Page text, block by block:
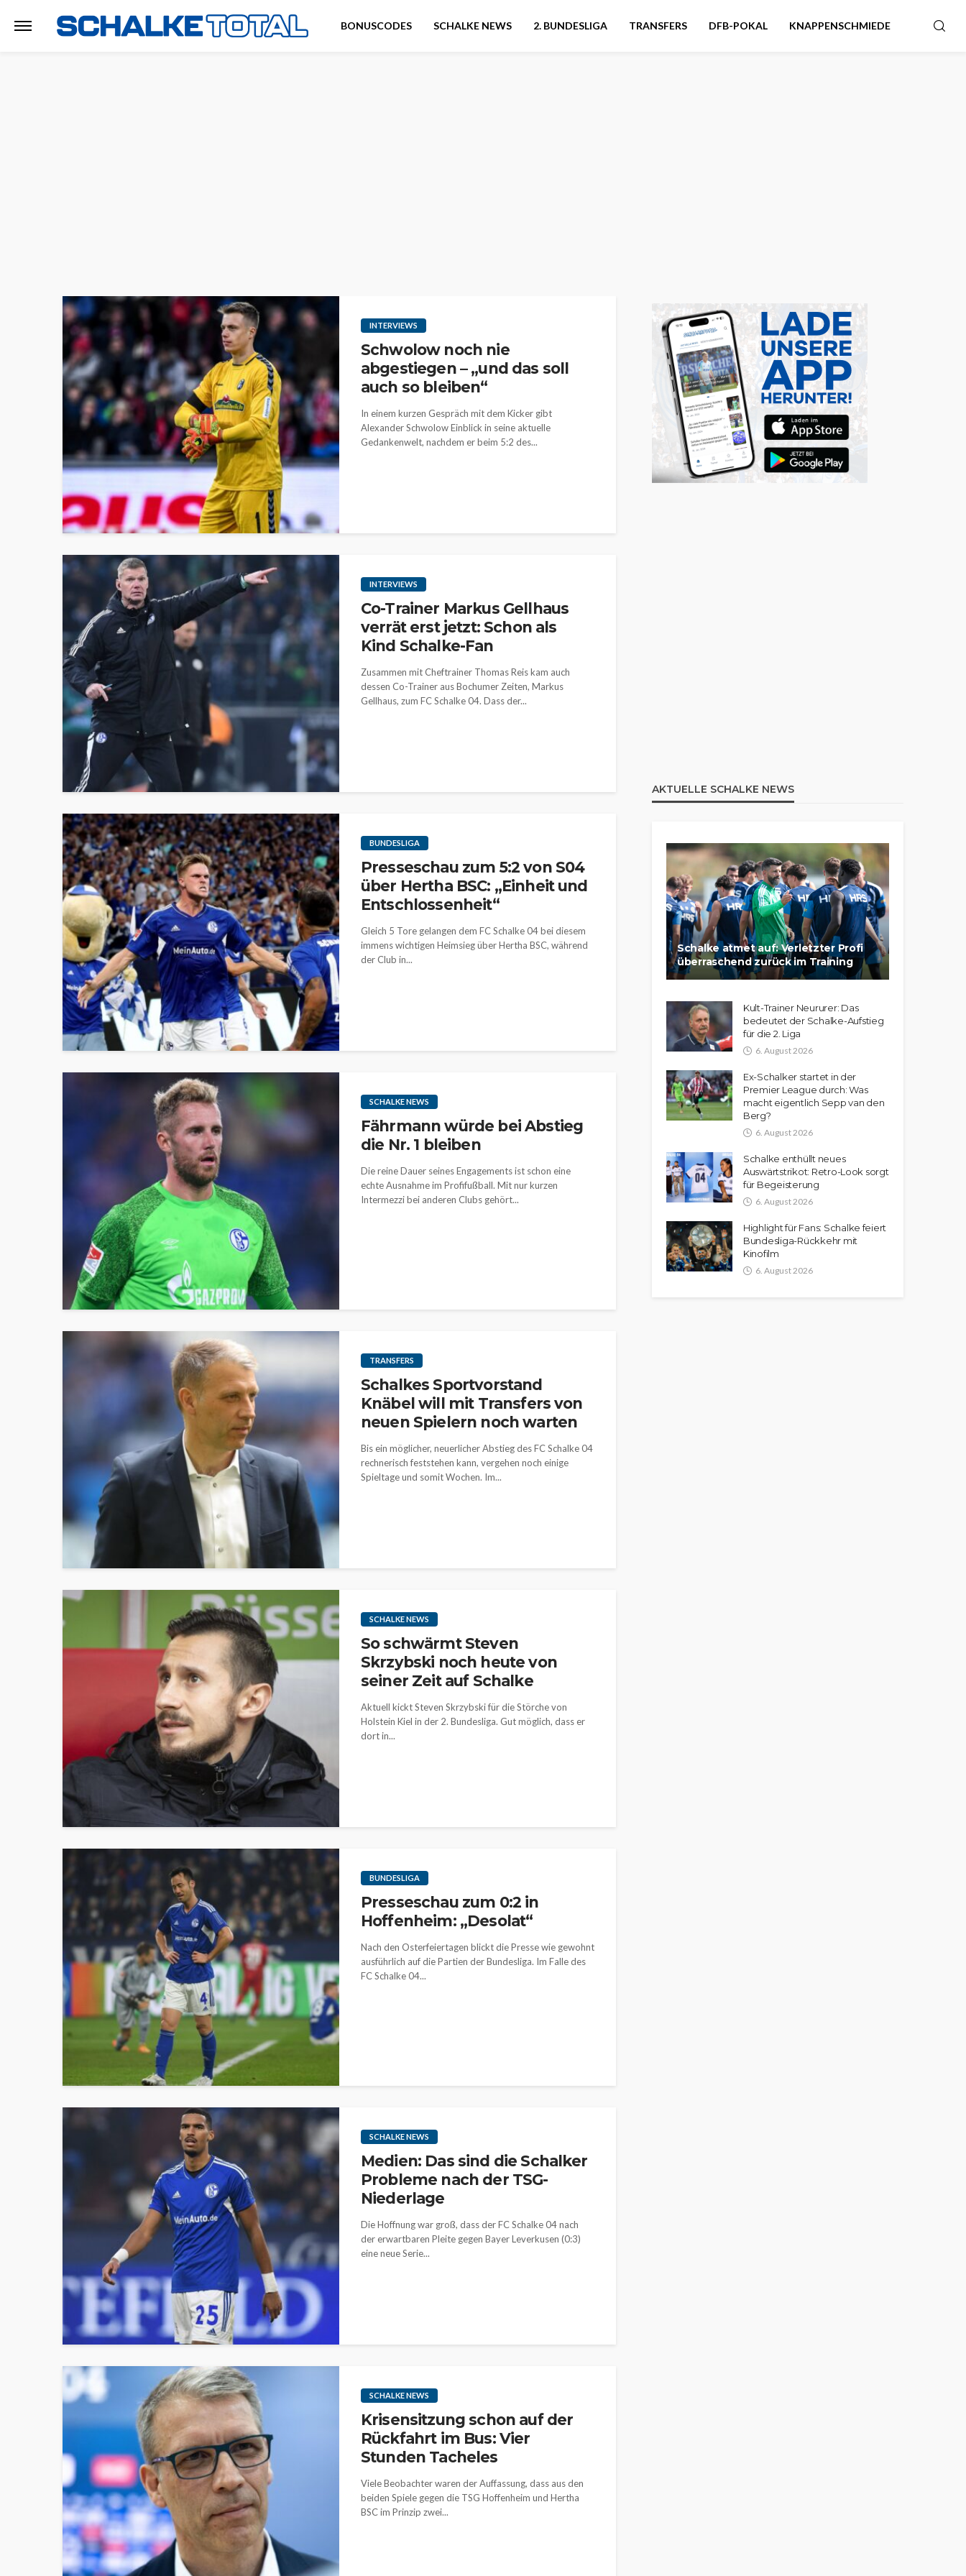
BONUSCODES SCHALKE NEWS 2. BUNDESLIGA TRANSFERS DFB-POKAL KNAPPENSCHMIEDE
INTERVIEWS
Schwolow noch nie
abgestiegen – „und das soll
auch so bleiben“
In einem kurzen Gespräch mit dem Kicker gibt
Alexander Schwolow Einblick in seine aktuelle
Gedankenwelt, nachdem er beim 5:2 des...
INTERVIEWS
Co-Trainer Markus Gellhaus
verrät erst jetzt: Schon als
Kind Schalke-Fan
Zusammen mit Cheftrainer Thomas Reis kam auch
dessen Co-Trainer aus Bochumer Zeiten, Markus
Gellhaus, zum FC Schalke 04. Dass der...
BUNDESLIGA
Presseschau zum 5:2 von S04
über Hertha BSC: „Einheit und
Entschlossenheit“
Gleich 5 Tore gelangen dem FC Schalke 04 bei diesem
immens wichtigen Heimsieg über Hertha BSC, während
der Club in...
SCHALKE NEWS
Fährmann würde bei Abstieg
die Nr. 1 bleiben
Die reine Dauer seines Engagements ist schon eine
echte Ausnahme im Profifußball. Mit nur kurzen
Intermezzi bei anderen Clubs gehört...
TRANSFERS
Schalkes Sportvorstand
Knäbel will mit Transfers von
neuen Spielern noch warten
Bis ein möglicher, neuerlicher Abstieg des FC Schalke 04
rechnerisch feststehen kann, vergehen noch einige
Spieltage und somit Wochen. Im...
SCHALKE NEWS
So schwärmt Steven
Skrzybski noch heute von
seiner Zeit auf Schalke
Aktuell kickt Steven Skrzybski für die Störche von
Holstein Kiel in der 2. Bundesliga. Gut möglich, dass er
dort in...
BUNDESLIGA
Presseschau zum 0:2 in
Hoffenheim: „Desolat“
Nach den Osterfeiertagen blickt die Presse wie gewohnt
ausführlich auf die Partien der Bundesliga. Im Falle des
FC Schalke 04...
SCHALKE NEWS
Medien: Das sind die Schalker
Probleme nach der TSG-
Niederlage
Die Hoffnung war groß, dass der FC Schalke 04 nach
der erwartbaren Pleite gegen Bayer Leverkusen (0:3)
eine neue Serie...
SCHALKE NEWS
Krisensitzung schon auf der
Rückfahrt im Bus: Vier
Stunden Tacheles
Viele Beobachter waren der Auffassung, dass aus den
beiden Spiele gegen die TSG Hoffenheim und Hertha
BSC im Prinzip zwei...
AKTUELLE SCHALKE NEWS
Schalke atmet auf: Verletzter Profi
überraschend zurück im Training
Kult-Trainer Neururer: Das
bedeutet der Schalke-Aufstieg
für die 2. Liga
6. August 2026
Ex-Schalker startet in der
Premier League durch: Was
macht eigentlich Sepp van den
Berg?
6. August 2026
Schalke enthüllt neues
Auswärtstrikot: Retro-Look sorgt
für Begeisterung
6. August 2026
Highlight für Fans: Schalke feiert
Bundesliga-Rückkehr mit
Kinofilm
6. August 2026